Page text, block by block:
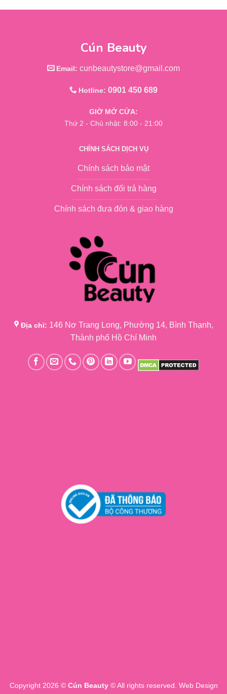
Cún Beauty
Email: cunbeautystore@gmail.com
Hotline: 0901 450 689
GIỜ MỞ CỬA:
Thứ 2 - Chủ nhật: 8:00 - 21:00
CHÍNH SÁCH DỊCH VỤ
Chính sách bảo mật
Chính sách đổi trả hàng
Chính sách đưa đón & giao hàng
Địa chỉ: 146 Nơ Trang Long, Phường 14, Bình Thạnh,
Thành phố Hồ Chí Minh
Copyright 2026 © Cún Beauty© All rights reserved. Web Design